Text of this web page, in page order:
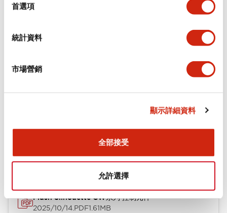
首選項
統計資料
市場營銷
顯示詳細資料
全部接受
允許選擇
功能規格
機械規格
型錄和宣傳手冊 CAD檔 認證與標準
Flush Silhouette CW系列 控制元件
2025/10/14.PDF1.61MB